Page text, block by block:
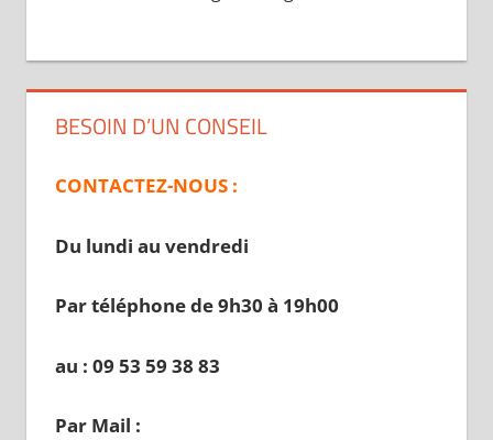
BESOIN D’UN CONSEIL
CONTACTEZ-NOUS :
Du lundi au vendredi
Par téléphone de 9h30 à 19h00
au : 09 53 59 38 83
Par Mail :